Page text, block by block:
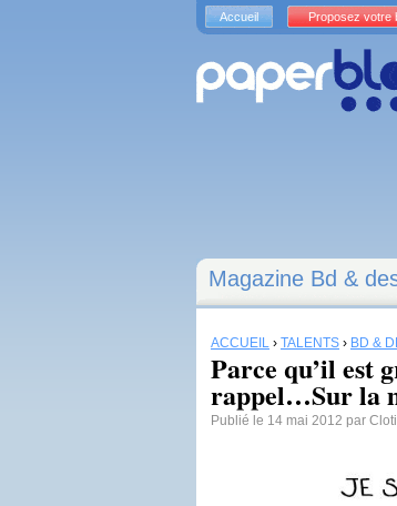
Magazine Bd &
ACCUEIL › TALENTS › BD &
Parce qu’il est
rappel…Sur la
Publié le 14 mai 2012 par
Accueil Proposez votre